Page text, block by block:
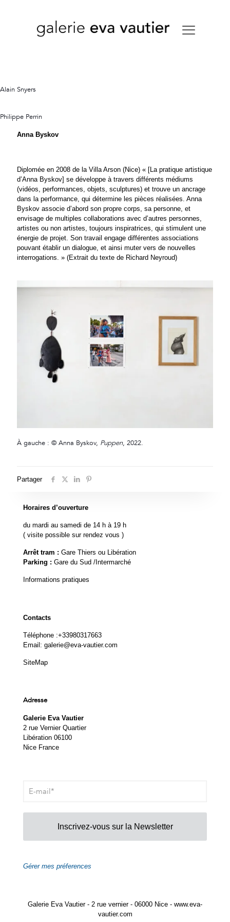
Alain Snyers
Philippe Perrin
Anna Byskov
Diplomée en 2008 de la Villa Arson (Nice) « [La pratique artistique
d’Anna Byskov] se développe à travers différents médiums
(vidéos, performances, objets, sculptures) et trouve un ancrage
dans la performance, qui détermine les pièces réalisées. Anna
Byskov associe d’abord son propre corps, sa personne, et
envisage de multiples collaborations avec d’autres personnes,
artistes ou non artistes, toujours inspiratrices, qui stimulent une
énergie de projet. Son travail engage différentes associations
pouvant établir un dialogue, et ainsi muter vers de nouvelles
interrogations. » (Extrait du texte de Richard Neyroud)
À gauche : © Anna Byskov, Puppen, 2022.
Partager
Horaires d’ouverture
du mardi au samedi de 14 h à 19 h
( visite possible sur rendez vous )
Arrêt tram : Gare Thiers ou Libération
Parking : Gare du Sud /Intermarché
Informations pratiques
Contacts
Téléphone :+33980317663
Email: galerie@eva-vautier.com
SiteMap
Adresse
Galerie Eva Vautier
2 rue Vernier Quartier
Libération 06100
Nice France
Inscrivez-vous sur la Newsletter
Gérer mes préferences
Galerie Eva Vautier - 2 rue vernier - 06000 Nice - www.eva-
vautier.com